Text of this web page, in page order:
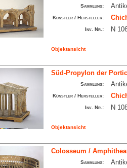
Sammlung:
Künstler / Hersteller:
Inv. Nr.: N
Objektansicht
Süd-Propylon der
Sammlung:
Künstler / Hersteller:
Inv. Nr.: N
Objektansicht
Colosseum /
Sammlung: